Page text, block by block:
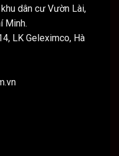
dân cư Vườn Lài,
Minh.
LK Geleximco, Hà